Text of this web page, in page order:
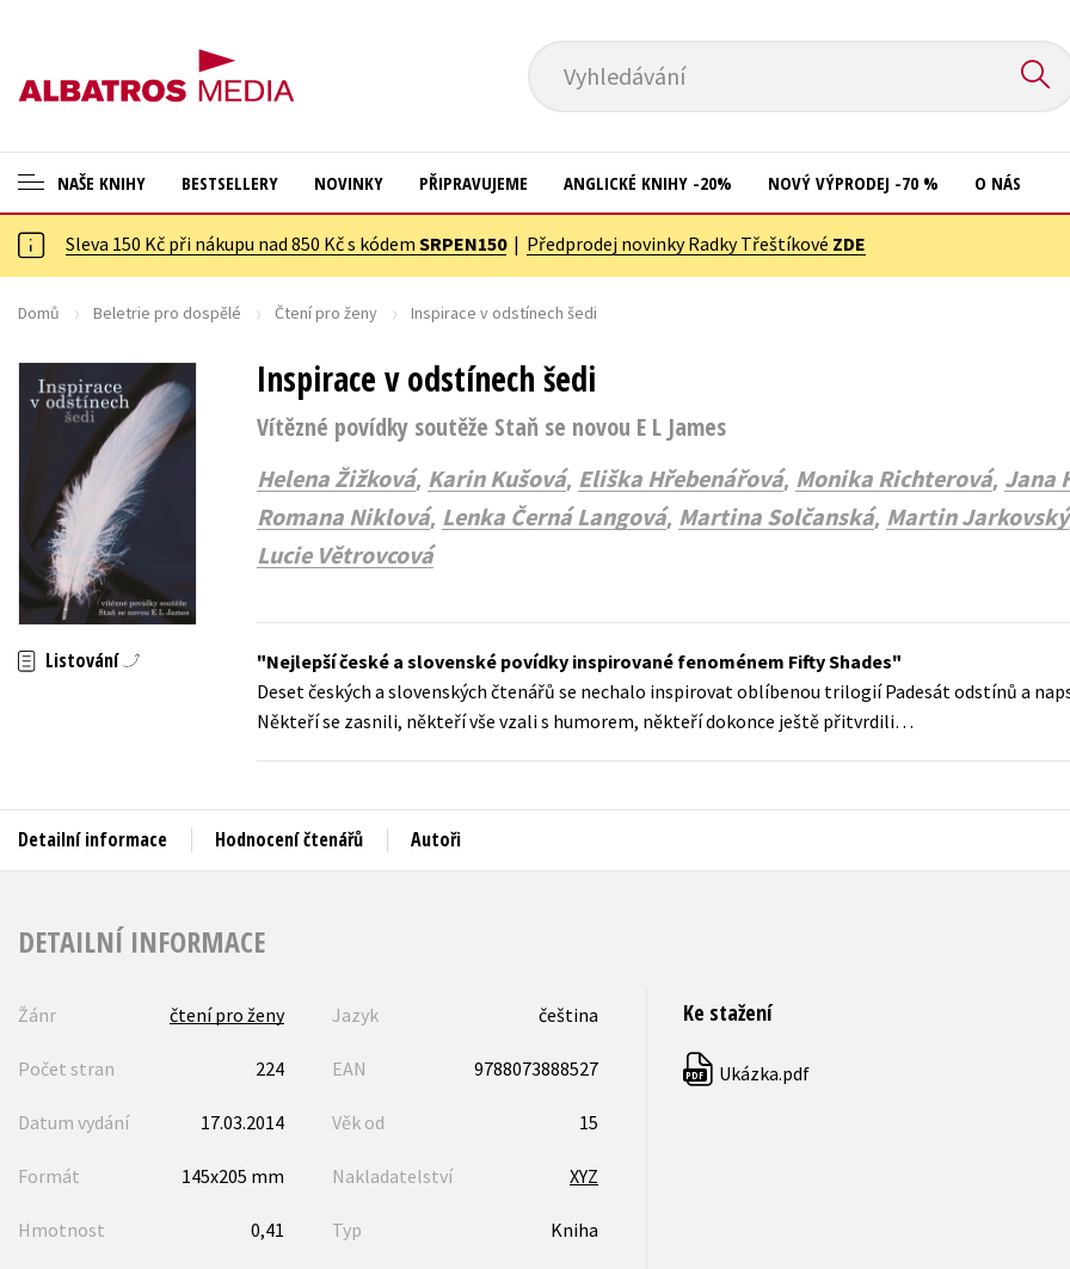
Vyhledávání
NAŠE KNIHY
ANGLICKÉ KNIHY -20 %
NOVÝ VÝPRODEJ -70 %
ASTERIX S DÁRKEM
🎁DÁRKOVÉ PUBLIKACE
✉️ DÁRKOVÉ POUKAZY
Auto - moto
Beletrie pro děti
Cestování
Dárkové publikace
Digitální fotografie
Esoterika a duchovní svět
Historie a military
Hobby
Kalendáře
Kariéra a osobní rozvoj
Poezie
Výchova a pedagogika
Young adult
Zahraniční literatura
Zdraví a životní styl
BESTSELLERY NOVINKY PŘIPRAVUJEME ANGLICKÉ KNIHY -20% NOVÝ VÝPRODEJ -70 % O NÁS
Sleva 150 Kč při nákupu nad 850 Kč s kódem SRPEN150| Předprodej novinky Radky Třeštíkové ZDE
Domů Beletrie pro dospělé Čtení pro ženy Inspirace v odstínech šedi
Inspirace v odstínech šedi
Vítězné povídky soutěže Staň se novou E L James
Helena Žižková, Karin Kušová, Eliška Hřebenářová, Monika Richterová, Jana
Romana Niklová, Lenka Černá Langová, Martina Solčanská, Martin Jarkovský
Lucie Větrovcová
Listování
Nejlepší české a slovenské povídky inspirované fenoménem Fifty Shades
Deset českých a slovenských čtenářů se nechalo inspirovat oblíbenou trilogií Padesát odstínů a
Někteří se zasnili, někteří vše vzali s humorem, někteří dokonce ještě přitvrdili…
Detailní informace Hodnocení čtenářů Autoři
DETAILNÍ INFORMACE
Žánr čtení pro ženy Jazyk čeština
Počet stran 224 EAN 9788073888527
Datum vydání 17.03.2014 Věk od 15
Formát 145x205 mm Nakladatelství XYZ
Hmotnost 0,41 Typ Kniha
Ke stažení
PDF Ukázka.pdf